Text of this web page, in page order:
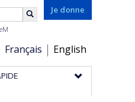
Je donne
Choix
Français English